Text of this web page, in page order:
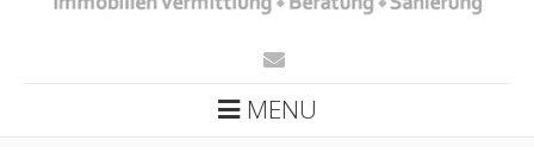
MENU